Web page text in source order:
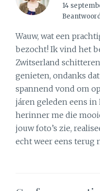
14
Wauw, wat een
bezocht! Ik vind het
Zwitserland
genieten, ondanks
spannend vond om
járen geleden eens
herinner me die
jouw foto’s zie,
echt weer eens terug